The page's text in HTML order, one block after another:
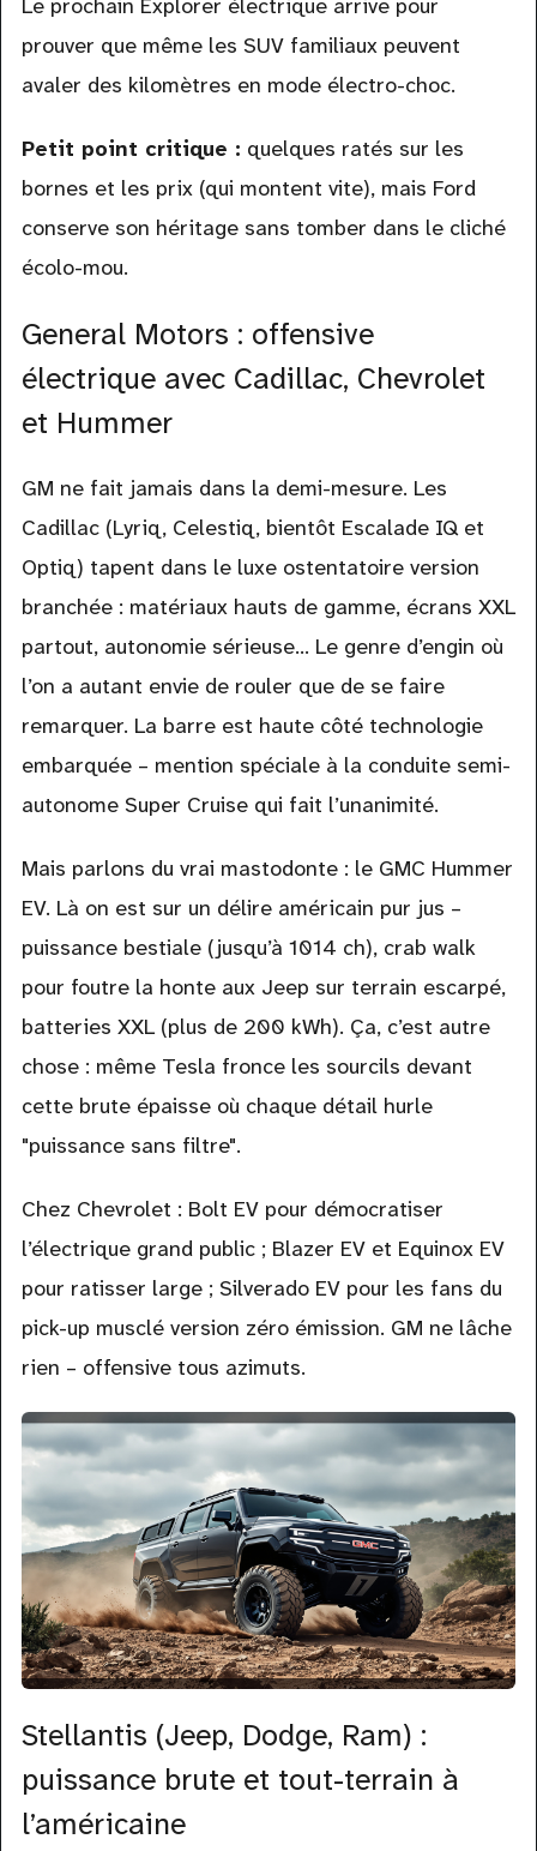
Le prochain Explorer électrique arrive pour
prouver que même les SUV familiaux peuvent
avaler des kilomètres en mode électro-choc.
Petit point critique : quelques ratés sur les
bornes et les prix (qui montent vite), mais Ford
conserve son héritage sans tomber dans le cliché
écolo-mou.
General Motors : offensive
électrique avec Cadillac, Chevrolet
et Hummer
GM ne fait jamais dans la demi-mesure. Les
Cadillac (Lyriq, Celestiq, bientôt Escalade IQ et
Optiq) tapent dans le luxe ostentatoire version
branchée : matériaux hauts de gamme, écrans XXL
partout, autonomie sérieuse… Le genre d’engin où
l’on a autant envie de rouler que de se faire
remarquer. La barre est haute côté technologie
embarquée – mention spéciale à la conduite semi-
autonome Super Cruise qui fait l’unanimité.
Mais parlons du vrai mastodonte : le GMC Hummer
EV. Là on est sur un délire américain pur jus –
puissance bestiale (jusqu’à 1014 ch), crab walk
pour foutre la honte aux Jeep sur terrain escarpé,
batteries XXL (plus de 200 kWh). Ça, c’est autre
chose : même Tesla fronce les sourcils devant
cette brute épaisse où chaque détail hurle
"puissance sans filtre".
Chez Chevrolet : Bolt EV pour démocratiser
l’électrique grand public ; Blazer EV et Equinox EV
pour ratisser large ; Silverado EV pour les fans du
pick-up musclé version zéro émission. GM ne lâche
rien – offensive tous azimuts.
Stellantis (Jeep, Dodge, Ram) :
puissance brute et tout-terrain à
l’américaine